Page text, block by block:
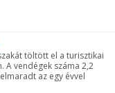
töltött el a turisztikai
A vendégek száma 2,2
az egy évvel